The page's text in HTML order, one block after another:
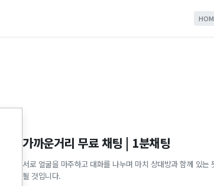
가까운거리 무료 채팅 | 1분채팅
서로 얼굴을 마주하고 대화를 나누며 마치 상대방과 함께 있는
될 것입니다.